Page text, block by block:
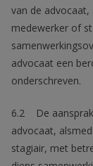
van de
medewerker of
advocaat een
onderschreven.
6.2 De
advocaat,
stagiair, met